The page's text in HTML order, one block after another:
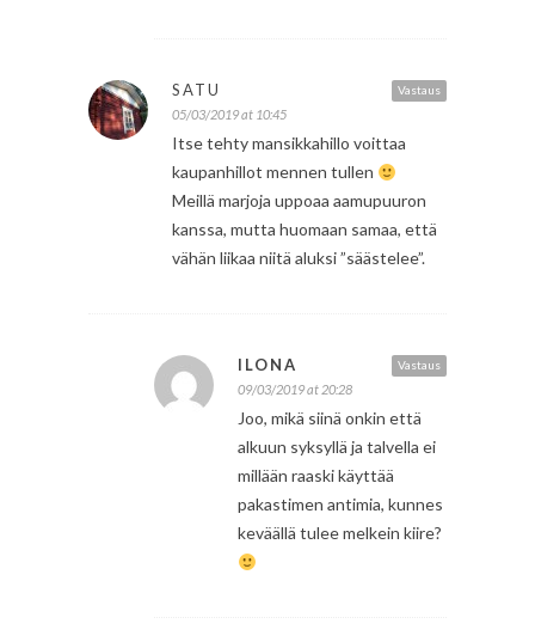
Vastaus
SATU
05/03/2019 at 10:45
Itse tehty mansikkahillo voittaa
kaupanhillot mennen tullen
Meillä marjoja uppoaa aamupuuron
kanssa, mutta huomaan samaa, että
vähän liikaa niitä aluksi ”säästelee”.
Vastaus
ILONA
09/03/2019 at 20:28
Joo, mikä siinä onkin että
alkuun syksyllä ja talvella ei
millään raaski käyttää
pakastimen antimia, kunnes
keväällä tulee melkein kiire?